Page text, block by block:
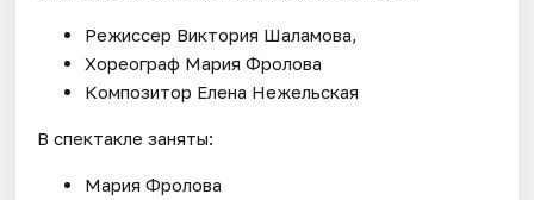
Режиссер Виктория Шаламова,
Хореограф Мария Фролова
Композитор Елена Нежельская
В спектакле заняты:
Мария Фролова